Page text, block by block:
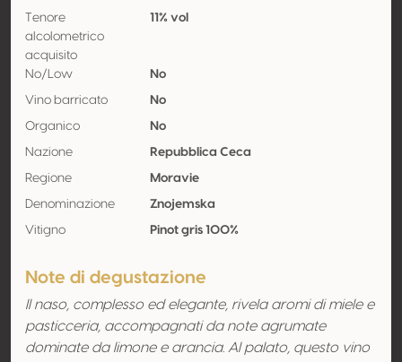
Tenore
alcolometrico
acquisito
11% vol
No/Low No
Vino barricato No
Organico No
Nazione Repubblica Ceca
Regione Moravie
Denominazione Znojemska
Vitigno Pinot gris 100%
Note di degustazione
Il naso, complesso ed elegante, rivela aromi di miele e
pasticceria, accompagnati da note agrumate
dominate da limone e arancia. Al palato, questo vino